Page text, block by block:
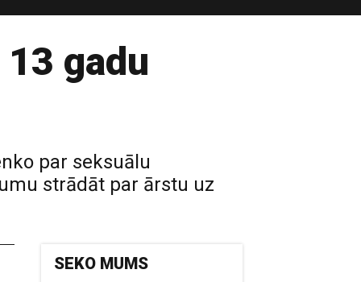
gadu
par seksuālu
strādāt par ārstu uz
SEKO MUMS